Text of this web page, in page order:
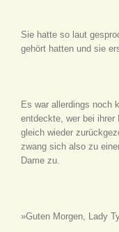
Sie hatte so laut
gehört hatten und sie
Es war allerdings noch
entdeckte, wer bei
gleich wieder
zwang sich also zu
Dame zu.
»Guten Morgen, Lady